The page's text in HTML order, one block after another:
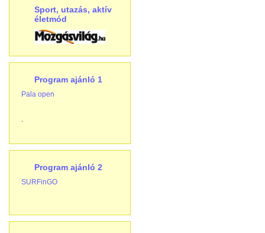
Sport, utazás, aktív
életmód
Program ajánló 1
Pala open
.
Program ajánló 2
SURFinGO